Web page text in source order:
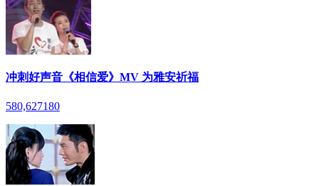
冲刺好声音《相信爱》MV 为雅安祈福
580,627180